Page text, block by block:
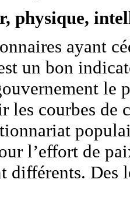
physique,
ayant
un bon
le
les courbes
l’effort de
différents. Des